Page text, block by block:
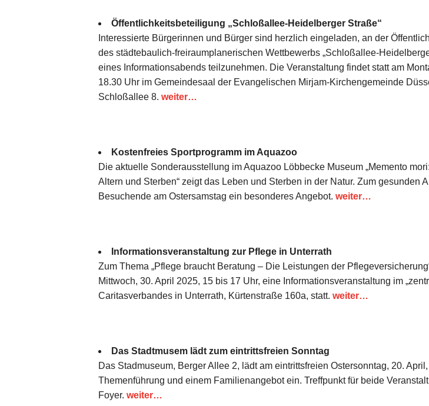
Öffentlichkeitsbeteiligung „Schloßallee-Heidelberger Straße“
Interessierte Bürgerinnen und Bürger sind herzlich eingeladen, an der
des städtebaulich-freiraumplanerischen Wettbewerbs „Schloßallee-
eines Informationsabends teilzunehmen. Die Veranstaltung findet statt am
18.30 Uhr im Gemeindesaal der Evangelischen Mirjam-Kirchengemeinde
Schloßallee 8. weiter…
Kostenfreies Sportprogramm im Aquazoo
Die aktuelle Sonderausstellung im Aquazoo Löbbecke Museum „Memento
Altern und Sterben“ zeigt das Leben und Sterben in der Natur. Zum gesunden
Besuchende am Ostersamstag ein besonderes Angebot. weiter…
Informationsveranstaltung zur Pflege in Unterrath
Zum Thema „Pflege braucht Beratung – Die Leistungen der
Mittwoch, 30. April 2025, 15 bis 17 Uhr, eine Informationsveranstaltung im
Caritasverbandes in Unterrath, Kürtenstraße 160a, statt. weiter…
Das Stadtmusem lädt zum eintrittsfreien Sonntag
Das Stadmuseum, Berger Allee 2, lädt am eintrittsfreien Ostersonntag, 20.
Themenführung und einem Familienangebot ein. Treffpunkt für beide
Foyer. weiter…